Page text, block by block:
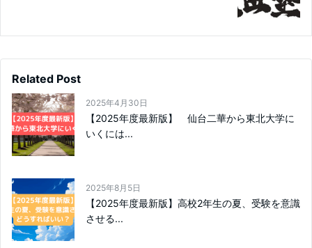
Related Post
2025年4月30日
【2025年度最新版】 仙台二華から東北大学に
いくには...
2025年8月5日
【2025年度最新版】高校2年生の夏、受験を意識
させる...